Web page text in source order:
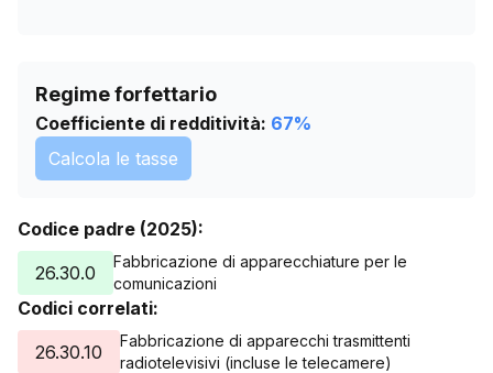
Regime forfettario
Coefficiente di redditività: 67%
Calcola le tasse
Codice padre (2025):
26.30.0
Fabbricazione di apparecchiature per le
comunicazioni
Codici correlati:
26.30.10
Fabbricazione di apparecchi trasmittenti
radiotelevisivi (incluse le telecamere)